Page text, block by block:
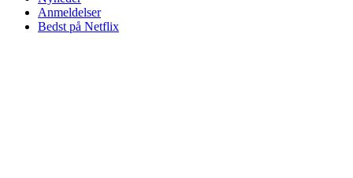
Anmeldelser
Bedst på Netflix